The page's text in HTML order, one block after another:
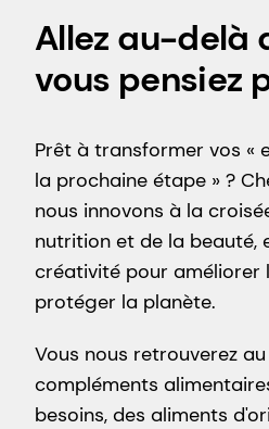
Allez au-delà
vous pensiez
Prêt à transformer vos «
la prochaine étape » ?
nous innovons à la
nutrition et de la beauté,
créativité pour améliorer
protéger la planète.
Vous nous retrouverez
compléments
besoins, des aliments